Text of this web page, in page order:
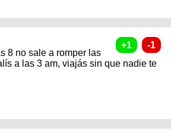
8 no sale a romper las
a las 3 am, viajás sin que nadie te